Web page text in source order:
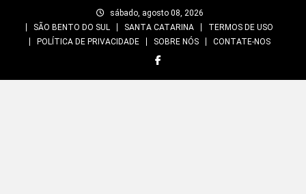
sábado, agosto 08, 2026
SÃO BENTO DO SUL
SANTA CATARINA
TERMOS DE USO
POLÍTICA DE PRIVACIDADE
SOBRE NÓS CONTATE-NOS